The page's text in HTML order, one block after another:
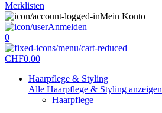
Merklisten
Mein Konto
Anmelden
0
CHF0.00
Haarpflege & Styling
Alle Haarpflege & Styling anzeigen
Haarpflege